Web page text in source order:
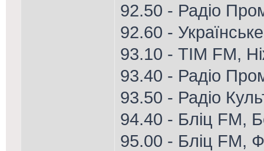
92.50 - Радіо
92.60 -
93.10 - ТІМ FM,
93.40 - Радіо
93.50 - Радіо
94.40 - Бліц FM,
95.00 - Бліц FM,